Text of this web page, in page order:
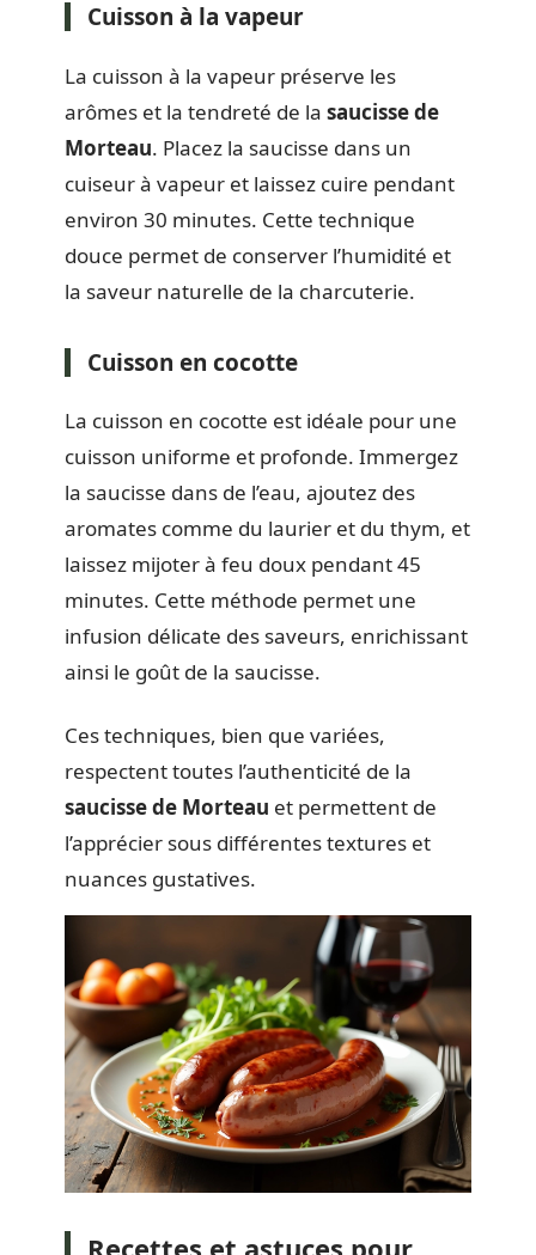
Cuisson à la vapeur
La cuisson à la vapeur préserve les
arômes et la tendreté de la saucisse de
Morteau. Placez la saucisse dans un
cuiseur à vapeur et laissez cuire pendant
environ 30 minutes. Cette technique
douce permet de conserver l’humidité et
la saveur naturelle de la charcuterie.
Cuisson en cocotte
La cuisson en cocotte est idéale pour une
cuisson uniforme et profonde. Immergez
la saucisse dans de l’eau, ajoutez des
aromates comme du laurier et du thym, et
laissez mijoter à feu doux pendant 45
minutes. Cette méthode permet une
infusion délicate des saveurs, enrichissant
ainsi le goût de la saucisse.
Ces techniques, bien que variées,
respectent toutes l’authenticité de la
saucisse de Morteau et permettent de
l’apprécier sous différentes textures et
nuances gustatives.